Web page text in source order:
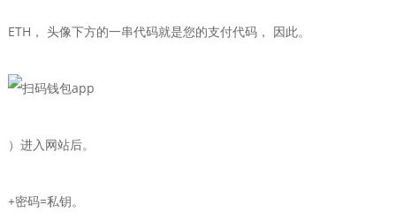
ETH， 头像下方的一串代码就是您的支付代码， 因此。
）进入网站后。
+密码=私钥。